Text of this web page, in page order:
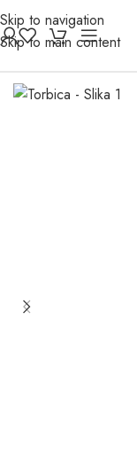
Skip to navigation
Skip to main content